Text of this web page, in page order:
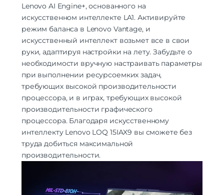
Lenovo AI Engine+, основанного на
искусственном интеллекте LA1. Активируйте
режим баланса в Lenovo Vantage, и
искусственный интеллект возьмет все в свои
руки, адаптируя настройки на лету. Забудьте о
необходимости вручную настраивать параметры
при выполнении ресурсоемких задач,
требующих высокой производительности
процессора, и в играх, требующих высокой
производительности графического
процессора. Благодаря искусственному
интеллекту Lenovo LOQ 15IAX9 вы сможете без
труда добиться максимальной
производительности.